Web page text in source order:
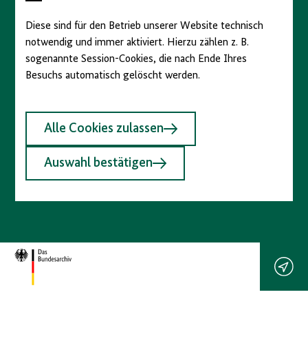
Diese sind für den Betrieb unserer Website technisch
notwendig und immer aktiviert. Hierzu zählen z. B.
sogenannte Session-Cookies, die nach Ende Ihres
Besuchs automatisch gelöscht werden.
Alle Cookies zulassen
Auswahl bestätigen
Zu allen Geschichten